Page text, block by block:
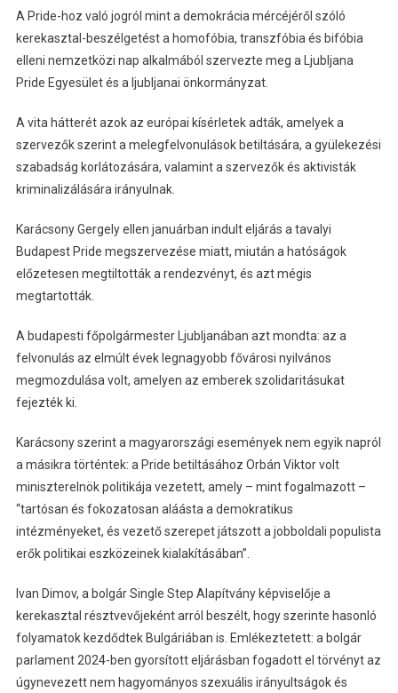
A Pride-hoz való jogról mint a demokrácia mércéjéről szóló
kerekasztal-beszélgetést a homofóbia, transzfóbia és bifóbia
elleni nemzetközi nap alkalmából szervezte meg a Ljubljana
Pride Egyesület és a ljubljanai önkormányzat.
A vita hátterét azok az európai kísérletek adták, amelyek a
szervezők szerint a melegfelvonulások betiltására, a gyülekezési
szabadság korlátozására, valamint a szervezők és aktivisták
kriminalizálására irányulnak.
Karácsony Gergely ellen januárban indult eljárás a tavalyi
Budapest Pride megszervezése miatt, miután a hatóságok
előzetesen megtiltották a rendezvényt, és azt mégis
megtartották.
A budapesti főpolgármester Ljubljanában azt mondta: az a
felvonulás az elmúlt évek legnagyobb fővárosi nyilvános
megmozdulása volt, amelyen az emberek szolidaritásukat
fejezték ki.
Karácsony szerint a magyarországi események nem egyik napról
a másikra történtek: a Pride betiltásához Orbán Viktor volt
miniszterelnök politikája vezetett, amely – mint fogalmazott –
“tartósan és fokozatosan aláásta a demokratikus
intézményeket, és vezető szerepet játszott a jobboldali populista
erők politikai eszközeinek kialakításában”.
Ivan Dimov, a bolgár Single Step Alapítvány képviselője a
kerekasztal résztvevőjeként arról beszélt, hogy szerinte hasonló
folyamatok kezdődtek Bulgáriában is. Emlékeztetett: a bolgár
parlament 2024-ben gyorsított eljárásban fogadott el törvényt az
úgynevezett nem hagyományos szexuális irányultságok és